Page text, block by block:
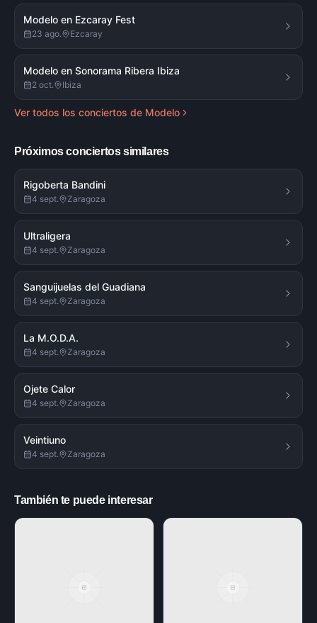
Modelo en Ezcaray Fest
23 ago. Ezcaray
Modelo en Sonorama Ribera Ibiza
2 oct. Ibiza
Ver todos los conciertos de Modelo
Próximos conciertos similares
Rigoberta Bandini
4 sept. Zaragoza
Ultraligera
4 sept. Zaragoza
Sanguijuelas del Guadiana
4 sept. Zaragoza
La M.O.D.A.
4 sept. Zaragoza
Ojete Calor
4 sept. Zaragoza
Veintiuno
4 sept. Zaragoza
También te puede interesar